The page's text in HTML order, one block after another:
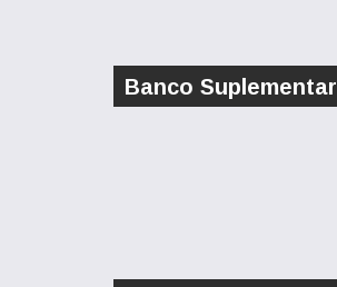
Banco Suplementar